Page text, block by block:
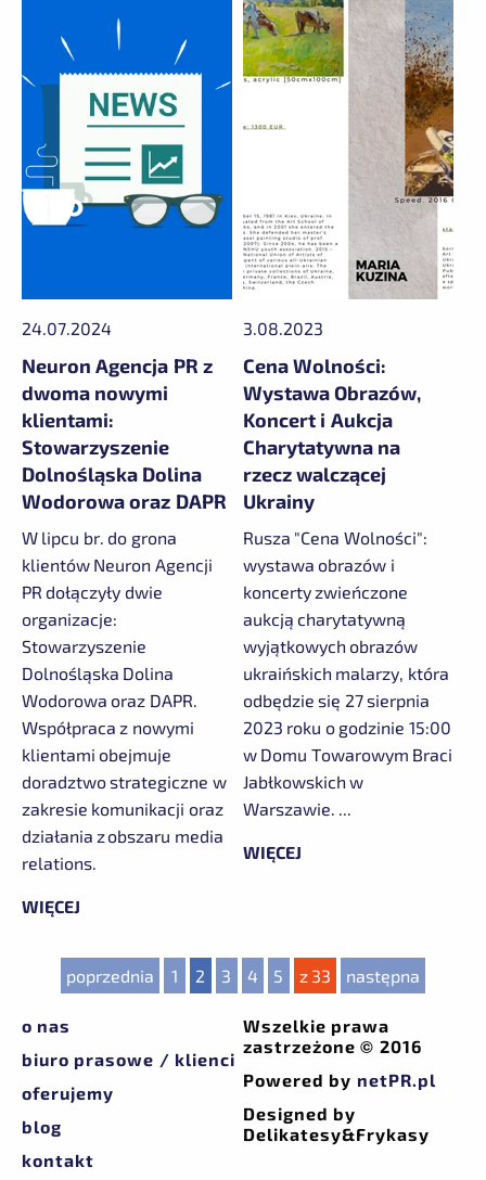
24.07.2024
Neuron Agencja PR z
dwoma nowymi
klientami:
Stowarzyszenie
Dolnośląska Dolina
Wodorowa oraz DAPR
W lipcu br. do grona
klientów Neuron Agencji
PR dołączyły dwie
organizacje:
Stowarzyszenie
Dolnośląska Dolina
Wodorowa oraz DAPR.
Współpraca z nowymi
klientami obejmuje
doradztwo strategiczne w
zakresie komunikacji oraz
działania z obszaru media
relations.
WIĘCEJ
3.08.2023
Cena Wolności:
Wystawa Obrazów,
Koncert i Aukcja
Charytatywna na
rzecz walczącej
Ukrainy
Rusza "Cena Wolności":
wystawa obrazów i
koncerty zwieńczone
aukcją charytatywną
wyjątkowych obrazów
ukraińskich malarzy, która
odbędzie się 27 sierpnia
2023 roku o godzinie 15:00
w Domu Towarowym Braci
Jabłkowskich w
Warszawie. ...
WIĘCEJ
poprzednia 1 2 3 4 5 z 33 następna
o nas
biuro prasowe / klienci
oferujemy
blog
kontakt
Wszelkie prawa
zastrzeżone © 2016
Powered by netPR.pl
Designed by
Delikatesy&Frykasy